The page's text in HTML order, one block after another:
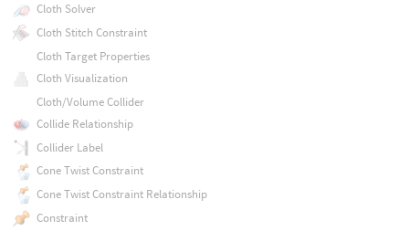
Cloth Solver
Cloth Stitch Constraint
Cloth Target Properties
Cloth Visualization
Cloth/Volume Collider
Collide Relationship
Collider Label
Cone Twist Constraint
Cone Twist Constraint Relationship
Constraint